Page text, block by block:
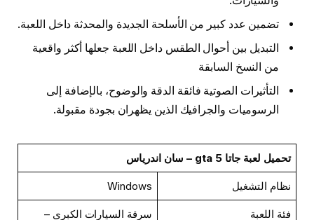
تضمين عدد كبير من الأسلحة الجديدة والمحدثة داخل اللعبة.
التبديل بين أحوال الطقس داخل اللعبة جعلها أكثر واقعية
من النسخ السابقة
التأثيرات الصوتية فائقة الدقة والوضوح، بالإضافة إلى
الرسوميات والجرافيك الذين يظهران بجودة مقبولة.
تحميل لعبة جاتا gta 5 – سان اندرياس
نظام التشغيل Windows
فئة اللعبة
سرقة السيارات الكبرى –